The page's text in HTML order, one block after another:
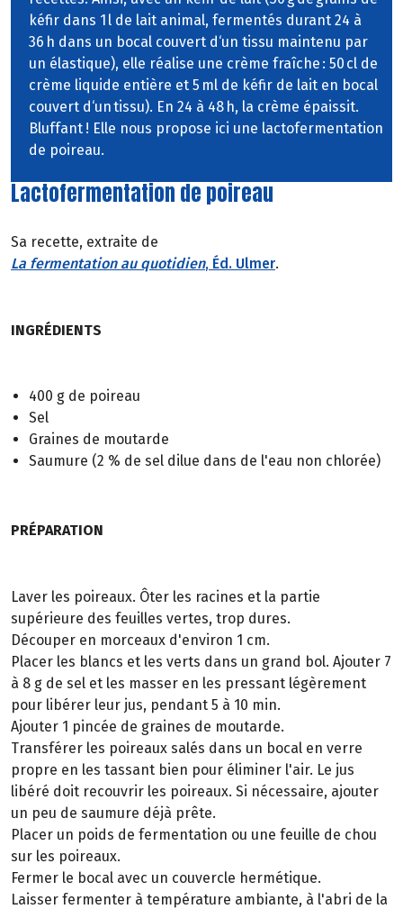
kéfir dans 1 l de lait animal, fermentés durant 24 à
36 h dans un bocal couvert d‘un tissu maintenu par
un élastique), elle réalise une crème fraîche : 50 cl de
crème liquide entière et 5 ml de kéfir de lait en bocal
couvert d‘un tissu). En 24 à 48 h, la crème épaissit.
Bluffant ! Elle nous propose ici une lactofermentation
de poireau.
Lactofermentation de poireau
Sa recette, extraite de
La fermentation au quotidien, Éd. Ulmer.
INGRÉDIENTS
400 g de poireau
Sel
Graines de moutarde
Saumure (2 % de sel dilue dans de l'eau non chlorée)
PRÉPARATION
Laver les poireaux. Ôter les racines et la partie
supérieure des feuilles vertes, trop dures.
Découper en morceaux d'environ 1 cm.
Placer les blancs et les verts dans un grand bol. Ajouter 7
à 8 g de sel et les masser en les pressant légèrement
pour libérer leur jus, pendant 5 à 10 min.
Ajouter 1 pincée de graines de moutarde.
Transférer les poireaux salés dans un bocal en verre
propre en les tassant bien pour éliminer l'air. Le jus
libéré doit recouvrir les poireaux. Si nécessaire, ajouter
un peu de saumure déjà prête.
Placer un poids de fermentation ou une feuille de chou
sur les poireaux.
Fermer le bocal avec un couvercle hermétique.
Laisser fermenter à température ambiante, à l'abri de la